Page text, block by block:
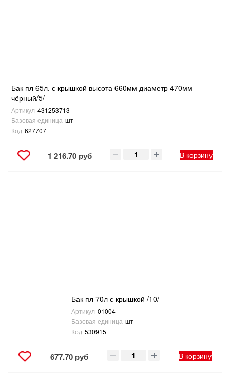
Бак пл 65л. с крышкой высота 660мм диаметр 470мм
чёрный/5/
Артикул 431253713
Базовая единица шт
Код 627707
1 216.70 руб В корзину
Бак пл 70л с крышкой /10/
Артикул 01004
Базовая единица шт
Код 530915
677.70 руб В корзину